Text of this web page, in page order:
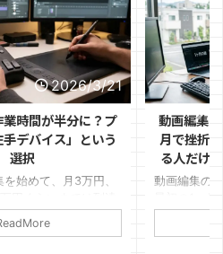
2026/3/21
時間が半分に？プ
デバイス」という
選択
始めて、月3万円、
、そこから先がなか
動画編集
月で挫折
る人だけ
動画編集の
ます。 「思